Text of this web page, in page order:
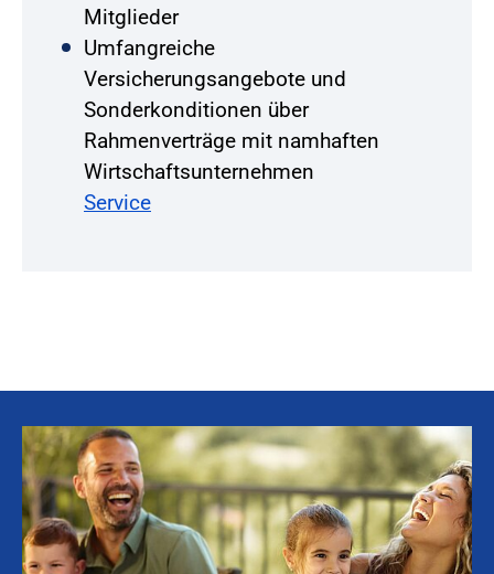
Mitglieder
Umfangreiche
Versicherungsangebote und
Sonderkonditionen über
Rahmenverträge mit namhaften
Wirtschaftsunternehmen
Service